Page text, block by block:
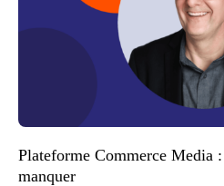
Plateforme Commerce Media
manquer